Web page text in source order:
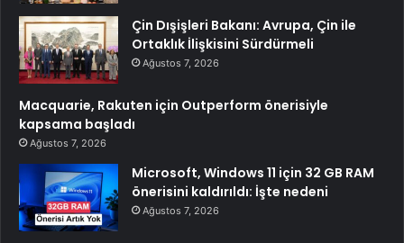
Çin Dışişleri Bakanı: Avrupa, Çin ile
Ortaklık İlişkisini Sürdürmeli
Ağustos 7, 2026
Macquarie, Rakuten için Outperform önerisiyle
kapsama başladı
Ağustos 7, 2026
Microsoft, Windows 11 için 32 GB RAM
önerisini kaldırıldı: İşte nedeni
Ağustos 7, 2026